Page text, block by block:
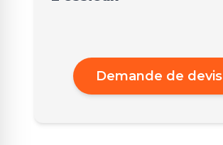
Demande de devis